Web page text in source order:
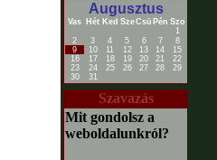
Augusztus
Vas Hét Ked SzeCsü Pén Szo
1
2
3 4 5 6 7
8
9
10 11 12 13 14
15
16
17 18 19 20 21
22
23
24 25 26 27 28
29
30
31
Szavazás
Mit gondolsz a
weboldalunkról?